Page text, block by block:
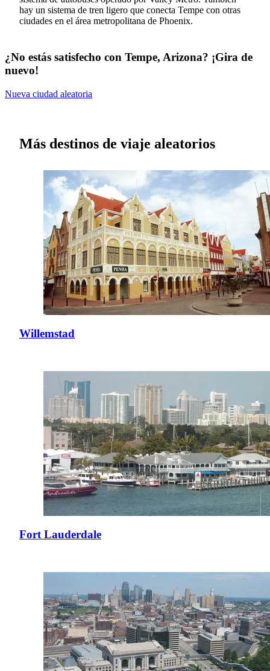
hay un sistema de tren ligero que conecta Tempe con otras
ciudades en el área metropolitana de Phoenix.
¿No estás satisfecho con Tempe, Arizona? ¡Gira de
nuevo!
Nueva ciudad aleatoria
Más destinos de viaje aleatorios
Willemstad
Fort Lauderdale